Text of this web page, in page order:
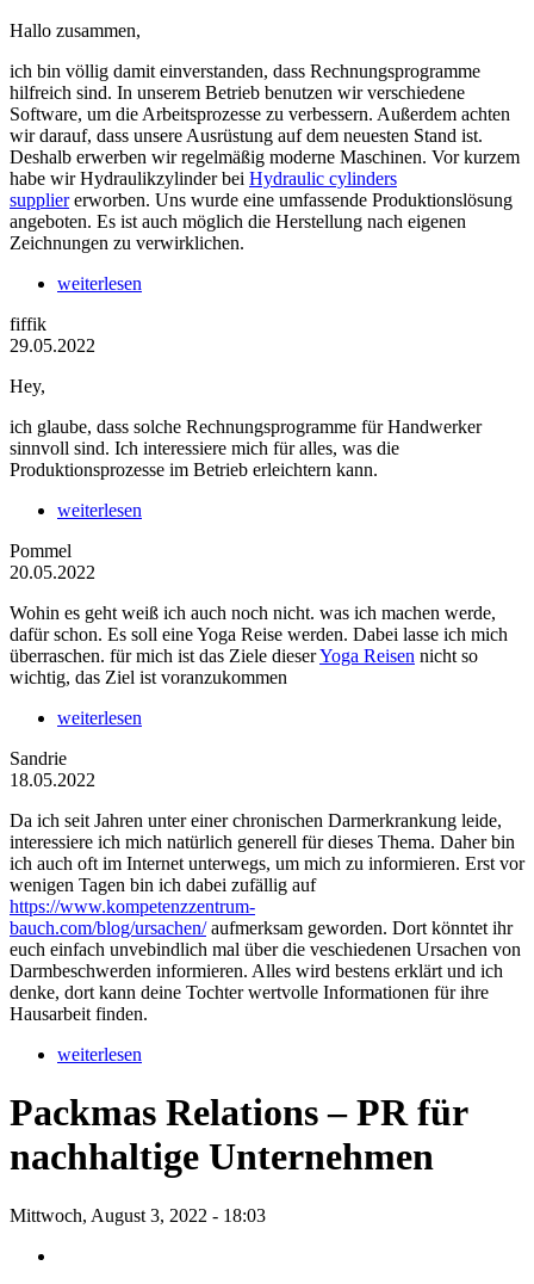
Hallo zusammen,
ich bin völlig damit einverstanden, dass Rechnungsprogramme
hilfreich sind. In unserem Betrieb benutzen wir verschiedene
Software, um die Arbeitsprozesse zu verbessern. Außerdem achten
wir darauf, dass unsere Ausrüstung auf dem neuesten Stand ist.
Deshalb erwerben wir regelmäßig moderne Maschinen. Vor kurzem
habe wir Hydraulikzylinder bei Hydraulic cylinders
suppliererworben. Uns wurde eine umfassende Produktionslösung
angeboten. Es ist auch möglich die Herstellung nach eigenen
Zeichnungen zu verwirklichen.
weiterlesen
fiffik
29.05.2022
Hey,
ich glaube, dass solche Rechnungsprogramme für Handwerker
sinnvoll sind. Ich interessiere mich für alles, was die
Produktionsprozesse im Betrieb erleichtern kann.
weiterlesen
Pommel
20.05.2022
Wohin es geht weiß ich auch noch nicht. was ich machen werde,
dafür schon. Es soll eine Yoga Reise werden. Dabei lasse ich mich
überraschen. für mich ist das Ziele dieserYoga Reisen nicht so
wichtig, das Ziel ist voranzukommen
weiterlesen
Sandrie
18.05.2022
Da ich seit Jahren unter einer chronischen Darmerkrankung leide,
interessiere ich mich natürlich generell für dieses Thema. Daher bin
ich auch oft im Internet unterwegs, um mich zu informieren. Erst vor
wenigen Tagen bin ich dabei zufällig auf
https://www.kompetenzzentrum-
bauch.com/blog/ursachen/aufmerksam geworden. Dort könntet ihr
euch einfach unvebindlich mal über die veschiedenen Ursachen von
Darmbeschwerden informieren. Alles wird bestens erklärt und ich
denke, dort kann deine Tochter wertvolle Informationen für ihre
Hausarbeit finden.
weiterlesen
Packmas Relations – PR für
nachhaltige Unternehmen
Mittwoch, August 3, 2022 - 18:03